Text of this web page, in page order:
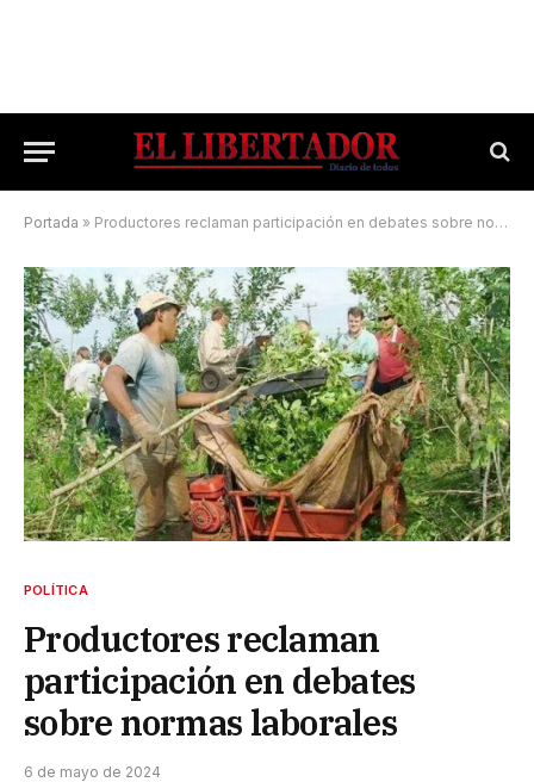
Portada » Productores reclaman participación en debates sobre normas laborales
POLÍTICA
Productores reclaman
participación en debates
sobre normas laborales
6 de mayo de 2024